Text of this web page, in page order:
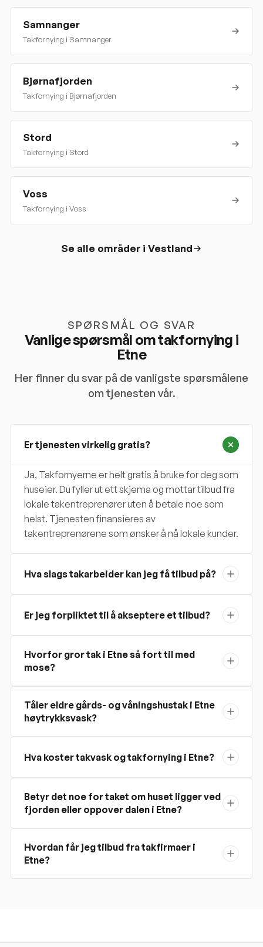
Samnanger
Takfornying i Samnanger
Bjørnafjorden
Takfornying i Bjørnafjorden
Stord
Takfornying i Stord
Voss
Takfornying i Voss
Se alle områder i Vestland
SPØRSMÅL OG SVAR
Vanlige spørsmål om takfornying i
Etne
Her finner du svar på de vanligste spørsmålene
om tjenesten vår.
Er tjenesten virkelig gratis?
Ja, Takfornyerne er helt gratis å bruke for deg som
huseier. Du fyller ut ett skjema og mottar tilbud fra
lokale takentreprenører uten å betale noe som
helst. Tjenesten finansieres av
takentreprenørene som ønsker å nå lokale kunder.
Hva slags takarbeider kan jeg få tilbud på?
Er jeg forpliktet til å akseptere et tilbud?
Hvorfor gror tak i Etne så fort til med
mose?
Tåler eldre gårds- og våningshustak i Etne
høytrykksvask?
Hva koster takvask og takfornying i Etne?
Betyr det noe for taket om huset ligger ved
fjorden eller oppover dalen i Etne?
Hvordan får jeg tilbud fra takfirmaer i
Etne?